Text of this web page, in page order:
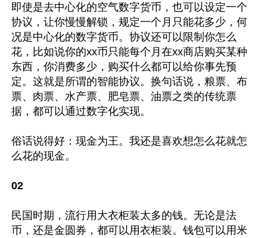
即使是去中心化的空气数字货币，也可以设定一个
协议，让你慢慢解锁，规定一个月只能花多少，何
况是中心化的数字货币。协议还可以限制你怎么
花，比如说你的xx币只能每个月在xx商店购买某种
东西，你消费多少，购买什么都可以给你事先预
定。这就是所谓的智能协议。换句话说，粮票、布
票、肉票、水产票、肥皂票、油票之类的传统票
据，都可以通过数字化实现。
俗话说得好：现金为王。我还是喜欢想怎么花就怎
么花的现金。
02
民国时期，流行用大衣柜装太多的钱。无论是法
币，还是金圆券，都可以用衣柜装。钱包可以用米